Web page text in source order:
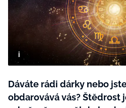
Testy a kvízy
Všechny kategorie
Tvoření
Rady a tipy
BurdaMedia
Extra
SVĚT
ROČNÍ
Dáváte rádi dárky nebo
obdarovává vás? Štědrost